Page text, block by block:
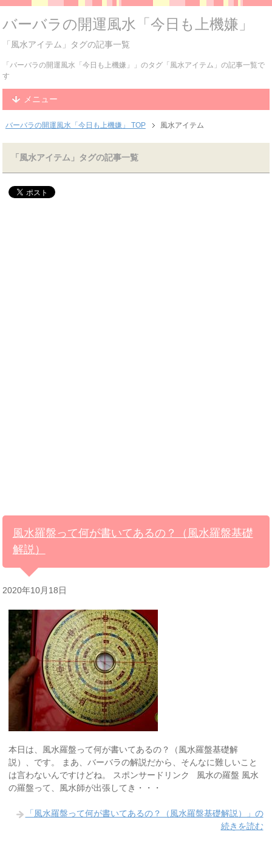
バーバラの開運風水「今日も上機嫌」
「風水アイテム」タグの記事一覧
「バーバラの開運風水「今日も上機嫌」」のタグ「風水アイテム」の記事一覧で
す
メニュー
バーバラの開運風水「今日も上機嫌」 TOP 風水アイテム
「風水アイテム」タグの記事一覧
風水羅盤って何が書いてあるの？（風水羅盤基礎
解説）
2020年10月18日
本日は、風水羅盤って何が書いてあるの？（風水羅盤基礎解
説）、です。 まあ、バーバラの解説だから、そんなに難しいこと
は言わないんですけどね。 スポンサードリンク 風水の羅盤 風水
の羅盤って、風水師が出張してき・・・
「風水羅盤って何が書いてあるの？（風水羅盤基礎解説）」の
続きを読む